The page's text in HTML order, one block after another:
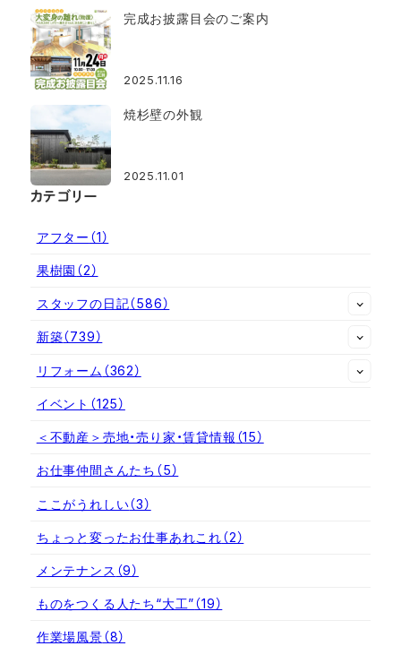
完成お披露目会のご案内
2025.11.16
焼杉壁の外観
2025.11.01
カテゴリー
アフター （1）
果樹園 （2）
スタッフの日記（586）
新築（739）
リフォーム （362）
イベント （125）
＜不動産＞売地・売り家・賃貸情報 （15）
お仕事仲間さんたち （5）
ここがうれしい（3）
ちょっと変ったお仕事あれこれ（2）
メンテナンス （9）
ものをつくる人たち“大工”（19）
作業場風景（8）